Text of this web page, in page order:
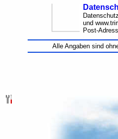
und
Post-
Alle Angaben sind